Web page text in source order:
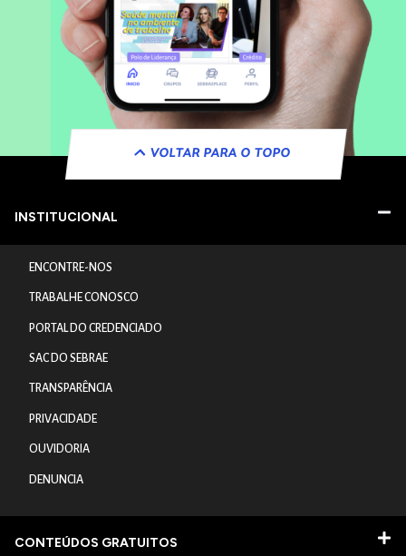
VOLTAR PARA O TOPO
INSTITUCIONAL
ENCONTRE-NOS
TRABALHE CONOSCO
PORTAL DO CREDENCIADO
SAC DO SEBRAE
TRANSPARÊNCIA
PRIVACIDADE
OUVIDORIA
DENUNCIA
CONTEÚDOS GRATUITOS